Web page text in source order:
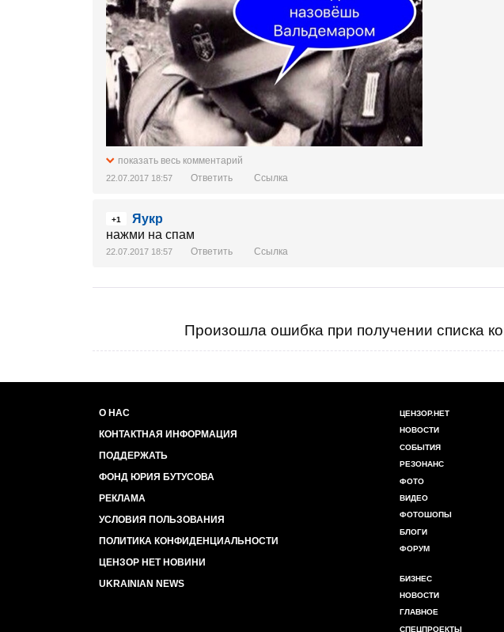
показать весь комментарий
22.07.2017 18:57 Ответить Ссылка
+1
Яукр
нажми на спам
22.07.2017 18:57 Ответить Ссылка
Произошла ошибка при получении списка
О НАС
КОНТАКТНАЯ ИНФОРМАЦИЯ
ПОДДЕРЖАТЬ
ФОНД ЮРИЯ БУТУСОВА
РЕКЛАМА
УСЛОВИЯ ПОЛЬЗОВАНИЯ
ПОЛИТИКА КОНФИДЕНЦИАЛЬНОСТИ
ЦЕНЗОР НЕТ НОВИНИ
UKRAINIAN NEWS
ЦЕНЗОР.НЕТ
НОВОСТИ
СОБЫТИЯ
РЕЗОНАНС
ФОТО
ВИДЕО
ФОТОШОПЫ
БЛОГИ
ФОРУМ
БИЗНЕС
НОВОСТИ
ГЛАВНОЕ
СПЕЦПРОЕКТЫ